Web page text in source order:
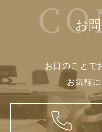
お
お口のことで
お気軽